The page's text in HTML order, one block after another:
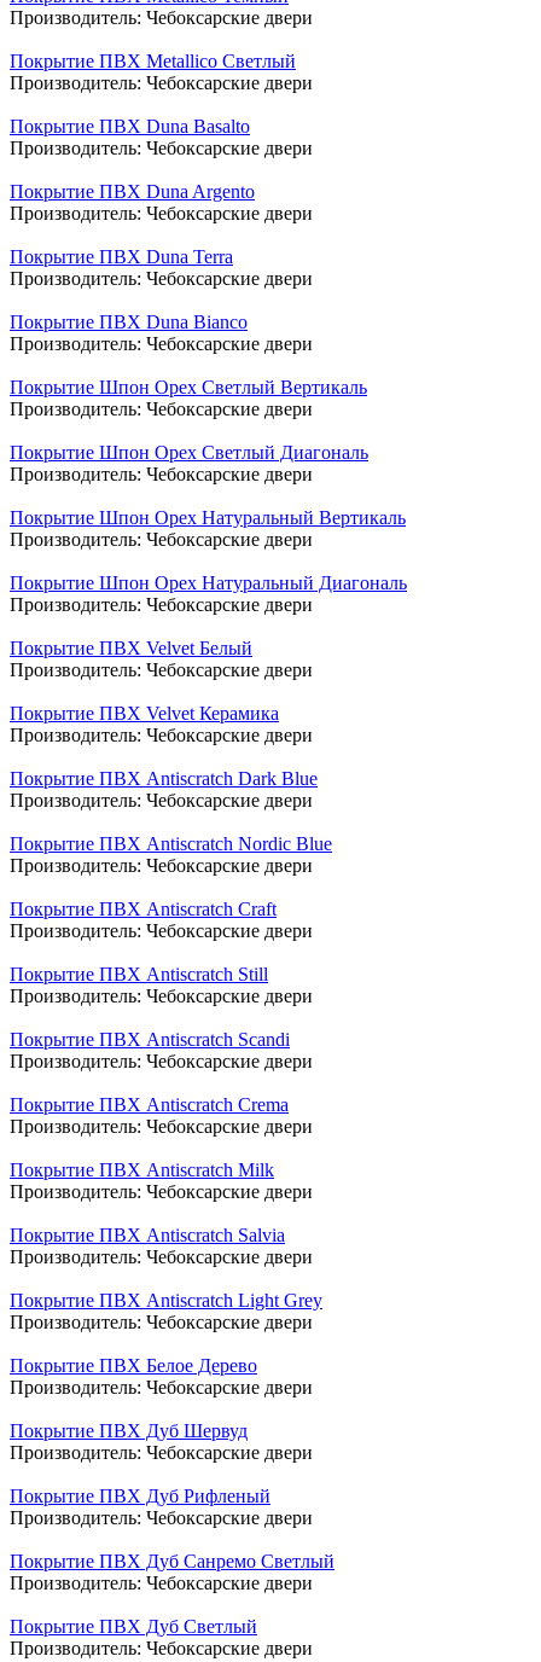
Производитель: Чебоксарские двери
Покрытие ПВХ Metallico Светлый
Производитель: Чебоксарские двери
Покрытие ПВХ Duna Basalto
Производитель: Чебоксарские двери
Покрытие ПВХ Duna Argento
Производитель: Чебоксарские двери
Покрытие ПВХ Duna Terra
Производитель: Чебоксарские двери
Покрытие ПВХ Duna Bianco
Производитель: Чебоксарские двери
Покрытие Шпон Орех Светлый Вертикаль
Производитель: Чебоксарские двери
Покрытие Шпон Орех Светлый Диагональ
Производитель: Чебоксарские двери
Покрытие Шпон Орех Натуральный Вертикаль
Производитель: Чебоксарские двери
Покрытие Шпон Орех Натуральный Диагональ
Производитель: Чебоксарские двери
Покрытие ПВХ Velvet Белый
Производитель: Чебоксарские двери
Покрытие ПВХ Velvet Керамика
Производитель: Чебоксарские двери
Покрытие ПВХ Antiscratch Dark Blue
Производитель: Чебоксарские двери
Покрытие ПВХ Antiscratch Nordic Blue
Производитель: Чебоксарские двери
Покрытие ПВХ Antiscratch Craft
Производитель: Чебоксарские двери
Покрытие ПВХ Antiscratch Still
Производитель: Чебоксарские двери
Покрытие ПВХ Antiscratch Scandi
Производитель: Чебоксарские двери
Покрытие ПВХ Antiscratch Crema
Производитель: Чебоксарские двери
Покрытие ПВХ Antiscratch Milk
Производитель: Чебоксарские двери
Покрытие ПВХ Antiscratch Salvia
Производитель: Чебоксарские двери
Покрытие ПВХ Antiscratch Light Grey
Производитель: Чебоксарские двери
Покрытие ПВХ Белое Дерево
Производитель: Чебоксарские двери
Покрытие ПВХ Дуб Шервуд
Производитель: Чебоксарские двери
Покрытие ПВХ Дуб Рифленый
Производитель: Чебоксарские двери
Покрытие ПВХ Дуб Санремо Светлый
Производитель: Чебоксарские двери
Покрытие ПВХ Дуб Светлый
Производитель: Чебоксарские двери